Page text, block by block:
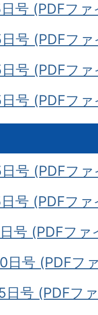
号 (PDFファ
号 (PDFフ
号 (PDFフ
号 (PDFフ
号 (PDFフ
号 (PDFフ
号 (PDFファ
日号 (PDFフ
日号 (PDFフ